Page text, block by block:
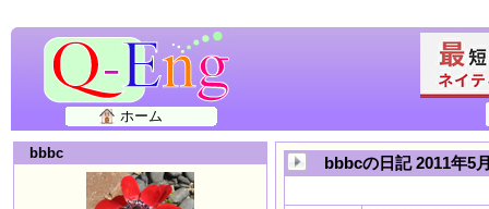
ホーム
bbbc
bbbcの日記 2011年5